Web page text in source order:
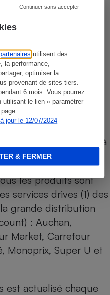
utilisent des
la performance,
optimiser la
provenant de sites tiers.
6 mois. Vous pourrez
utilisant le lien « paramétrer
jour le 12/07/2024
Continuer sans accepter
& FERMER
propose le
géolocalisés
sur l’ensemble
Les produits de
sont comparés à
concurrents.
les produits sont
services drives (1) des
grande distribution
: Auchan,
Market, Carrefour
Monoprix, Super U et
est actualisé chaque